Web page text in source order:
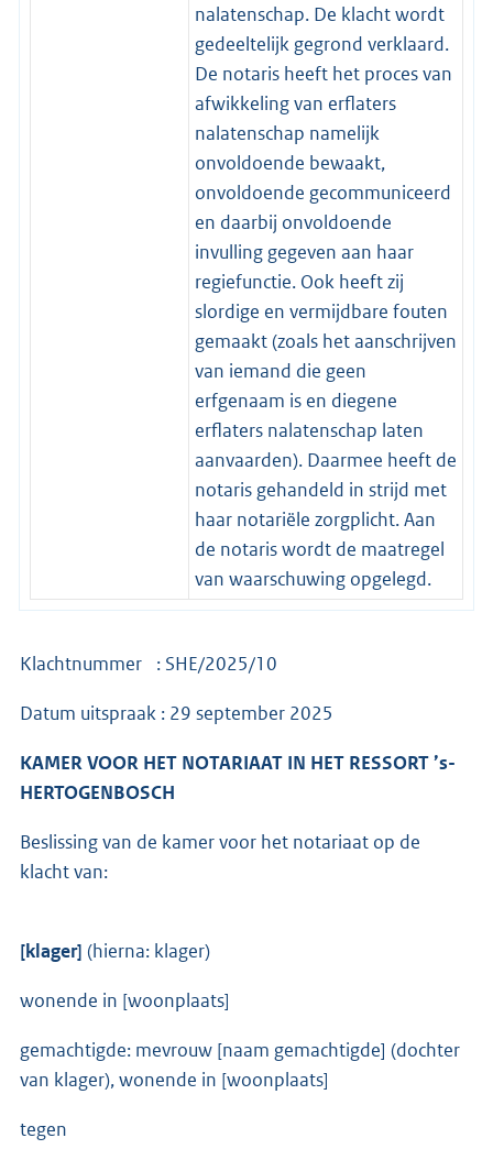
nalatenschap. De klacht wordt
gedeeltelijk gegrond verklaard.
De notaris heeft het proces van
afwikkeling van erflaters
nalatenschap namelijk
onvoldoende bewaakt,
onvoldoende gecommuniceerd
en daarbij onvoldoende
invulling gegeven aan haar
regiefunctie. Ook heeft zij
slordige en vermijdbare fouten
gemaakt (zoals het aanschrijven
van iemand die geen
erfgenaam is en diegene
erflaters nalatenschap laten
aanvaarden). Daarmee heeft de
notaris gehandeld in strijd met
haar notariële zorgplicht. Aan
de notaris wordt de maatregel
van waarschuwing opgelegd.
Klachtnummer : SHE/2025/10
Datum uitspraak : 29 september 2025
KAMER VOOR HET NOTARIAAT IN HET RESSORT ’s-
HERTOGENBOSCH
Beslissing van de kamer voor het notariaat op de
klacht van:
[klager] (hierna: klager)
wonende in [woonplaats]
gemachtigde: mevrouw [naam gemachtigde] (dochter
van klager), wonende in [woonplaats]
tegen